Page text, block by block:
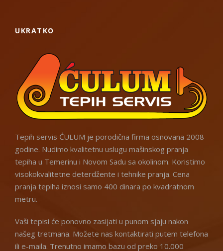
UKRATKO
Tepih servis ĆULUM je porodična firma osnovana 2008
godine. Nudimo kvalitetnu uslugu mašinskog pranja
tepiha u Temerinu i Novom Sadu sa okolinom. Koristimo
visokokvalitetne deterdžente i tehnike pranja. Cena
pranja tepiha iznosi samo 400 dinara po kvadratnom
metru.
Vaši tepisi će ponovno zasijati u punom sjaju nakon
našeg tretmana. Možete nas kontaktirati putem telefona
ili e-maila. Trenutno imamo bazu od preko 10.000